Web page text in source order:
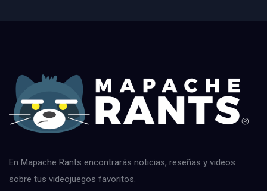
En Mapache Rants encontrarás noticias, reseñas y videos
sobre tus videojuegos favoritos.